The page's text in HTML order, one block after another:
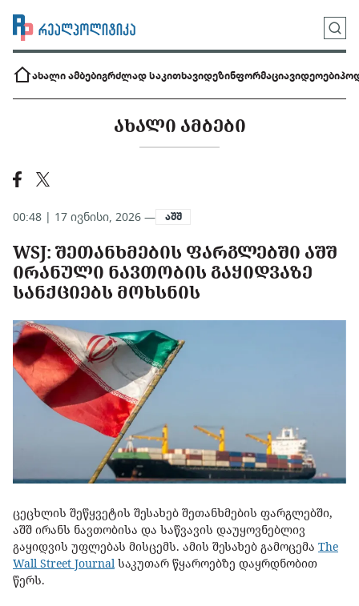
ახალი ამბებიგრძლად საკითხავიდეზინფორმაციავიდეოები
ᲐᲮᲐᲚᲘ ᲐᲛᲑᲔᲑᲘ
00:48 | 17 ივნისი, 2026 — აშშ
WSJ: ᲨᲔᲗᲐᲜᲮᲛᲔᲑᲘᲡ ᲤᲐᲠᲒᲚᲔᲑᲨᲘ ᲐᲨᲨ
ᲘᲠᲐᲜᲣᲚᲘ ᲜᲐᲕᲗᲝᲑᲘᲡ ᲒᲐᲧᲘᲓᲕᲐᲖᲔ
ᲡᲐᲜᲥᲪᲘᲔᲑᲡ ᲛᲝᲮᲡᲜᲘᲡ
ცეცხლის შეწყვეტის შესახებ შეთანხმების ფარგლებში,
აშშ ირანს ნავთობისა და საწვავის დაუყოვნებლივ
გაყიდვის უფლებას მისცემს. ამის შესახებ გამოცემა The
Wall Street Journalსაკუთარ წყაროებზე დაყრდნობით
წერს.